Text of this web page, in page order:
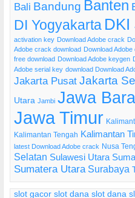
Bali Bandung Banten
DI Yogyakarta DKI
activation key Download Adobe crack
Adobe crack download Download
free download Download Adobe keygen
Adobe serial key download Download
Jakarta Pusat Jakarta
Utara Jambi Jawa
Jawa Timur
Kalimantan Tengah Kalimantan
latest Download Adobe crack Nusa
Selatan Sulawesi Utara
Sumatera Utara Surabaya
slot gacor slot dana slot dana